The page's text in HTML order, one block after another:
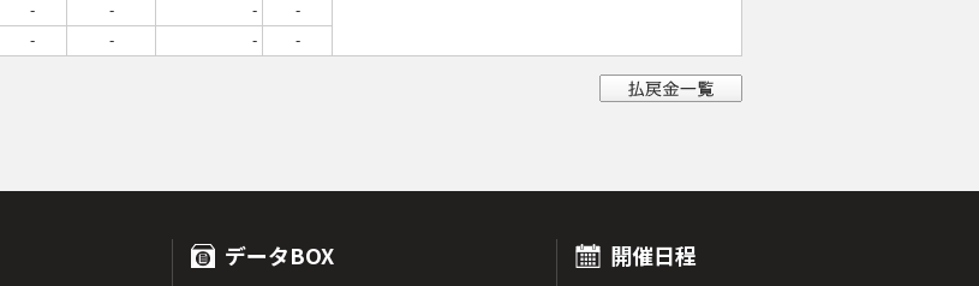
- - -
-
- - - -
データBOX 開催日程